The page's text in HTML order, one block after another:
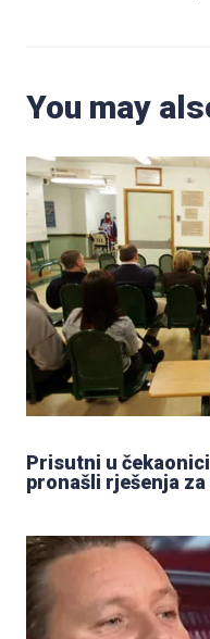
You may
Prisutni u
pronašli rješenja